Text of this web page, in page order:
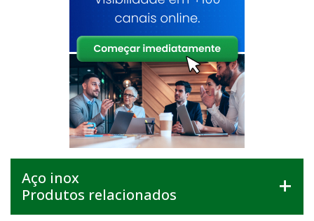
Aço inox
Produtos relacionados